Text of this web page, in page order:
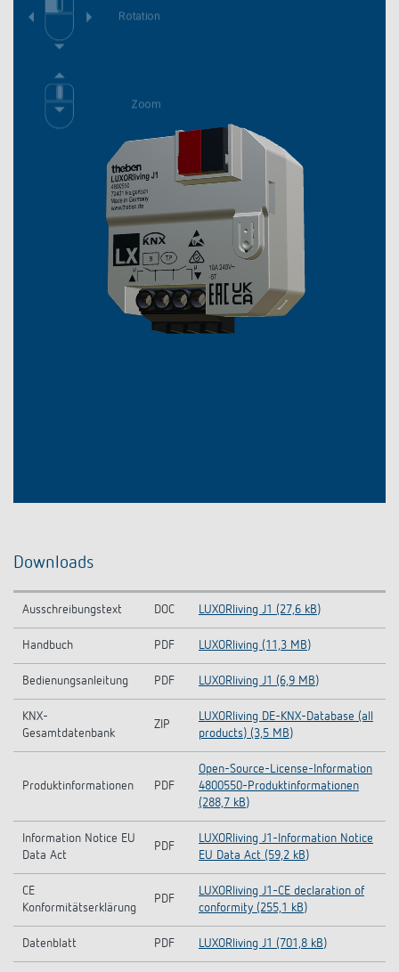
Downloads
Ausschreibungstext DOC LUXORliving J1 (27,6 kB)
Handbuch PDF LUXORliving (11,3 MB)
Bedienungsanleitung PDF LUXORliving J1 (6,9 MB)
KNX-
Gesamtdatenbank
ZIP
LUXORliving DE-KNX-Database (all
products) (3,5 MB)
Produktinformationen PDF
Open-Source-License-Information
4800550-Produktinformationen
(288,7 kB)
Information Notice EU
Data Act
PDF
LUXORliving J1-Information Notice
EU Data Act (59,2 kB)
CE
Konformitätserklärung
PDF
LUXORliving J1-CE declaration of
conformity (255,1 kB)
Datenblatt PDF LUXORliving J1 (701,8 kB)